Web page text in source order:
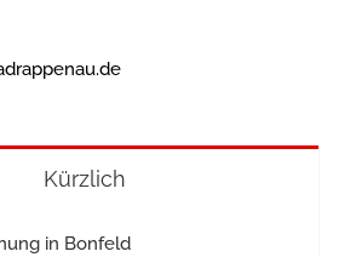
Kürzlich
in Bonfeld